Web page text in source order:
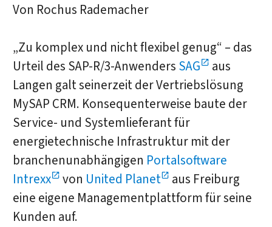
Von Rochus Rademacher
„Zu komplex und nicht flexibel genug“ – das
Urteil des SAP-R/3-Anwenders SAG
aus
Langen galt seinerzeit der Vertriebslösung
MySAP CRM. Konsequenterweise baute der
Service- und Systemlieferant für
energietechnische Infrastruktur mit der
branchenunabhängigen Portalsoftware
Intrexx
von United Planet
aus Freiburg
eine eigene Managementplattform für seine
Kunden auf.